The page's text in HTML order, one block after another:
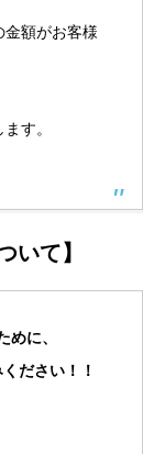
額がお客様
す。
いて】
めに、
ださい！！